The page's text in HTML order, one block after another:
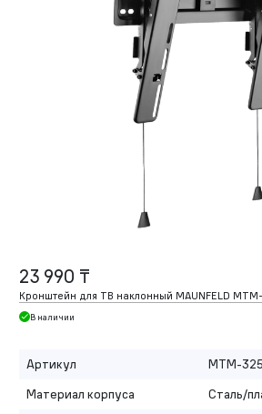
23 990 ₸
Кронштейн для ТВ наклонный MAUNFELD
В наличии
Артикул
MTM-
Материал корпуса
Сталь/